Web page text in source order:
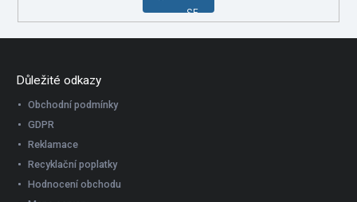
SE
Důležité odkazy
Obchodní podmínky
GDPR
Reklamace
Recyklační poplatky
Hodnocení obchodu